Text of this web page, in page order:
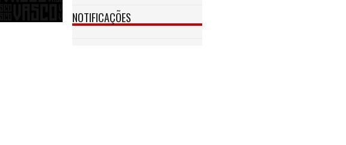
NOTIFICAÇÕES